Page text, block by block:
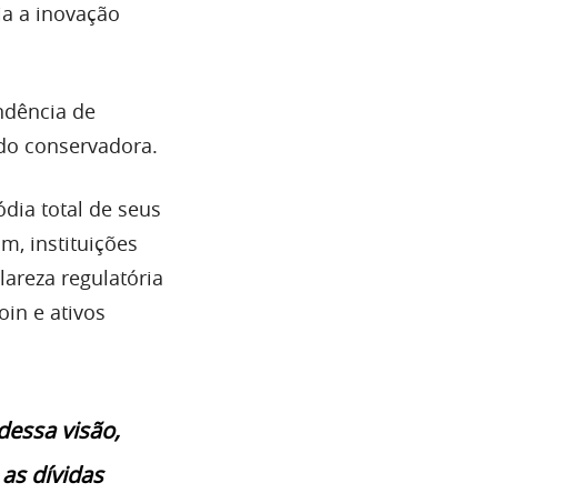
a inovação
de
conservadora.
total de seus
instituições
regulatória
e ativos
visão,
dívidas